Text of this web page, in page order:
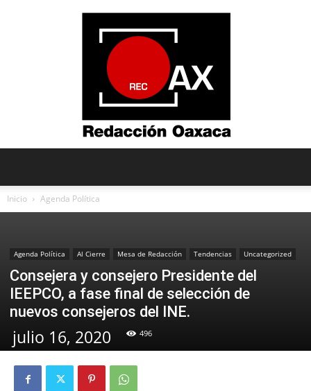
Inicio Agenda Política
Agenda Política Al Cierre Mesa de Redacción Tendencias Uncategorized
Consejera y consejero Presidente del
IEEPCO, a fase final de selección de
nuevos consejeros del INE.
julio 16, 2020 496